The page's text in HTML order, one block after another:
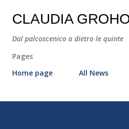
Passa ai
CLAUDIA
Dal palcoscenico a dietro le quinte
Pages
Home page
All News